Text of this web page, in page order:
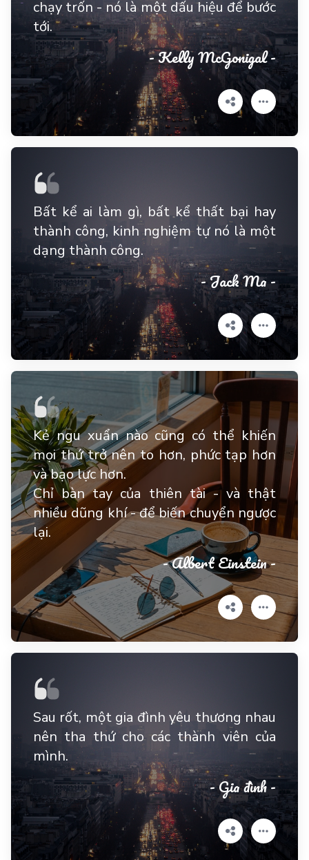
chạy trốn - nó là một dấu hiệu để bước
tới.
- Kelly McGonigal -
Bất kể ai làm gì, bất kể thất bại hay
thành công, kinh nghiệm tự nó là một
dạng thành công.
- Jack Ma -
Kẻ ngu xuẩn nào cũng có thể khiến
mọi thứ trở nên to hơn, phức tạp hơn
và bạo lực hơn.
Chỉ bàn tay của thiên tài - và thật
nhiều dũng khí - để biến chuyển ngược
lại.
- Albert Einstein -
Sau rốt, một gia đình yêu thương nhau
nên tha thứ cho các thành viên của
mình.
- Gia đình -